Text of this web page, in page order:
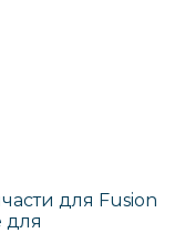
для Fusion
для